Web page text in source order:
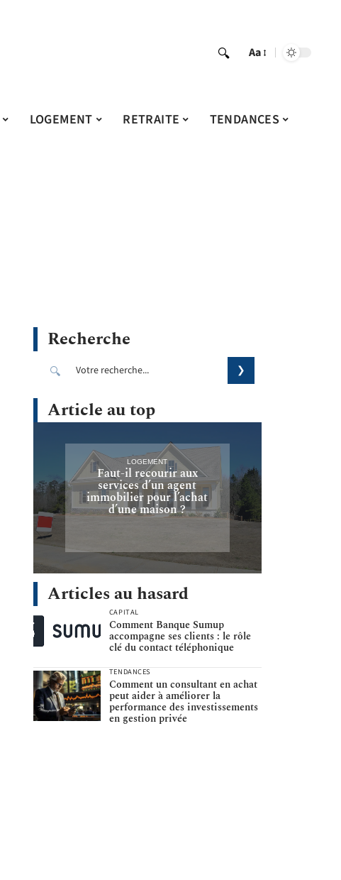
Aa
LOGEMENT RETRAITE TENDANCES
Recherche
Article au top
LOGEMENT
Faut-il recourir aux
services d’un agent
immobilier pour l’achat
d’une maison ?
Articles au hasard
CAPITAL
Comment Banque Sumup
accompagne ses clients : le rôle
clé du contact téléphonique
TENDANCES
Comment un consultant en achat
peut aider à améliorer la
performance des investissements
en gestion privée